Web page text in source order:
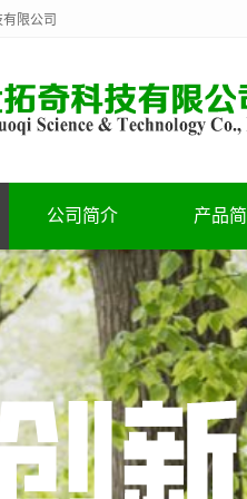
限公司
公司简介 产品